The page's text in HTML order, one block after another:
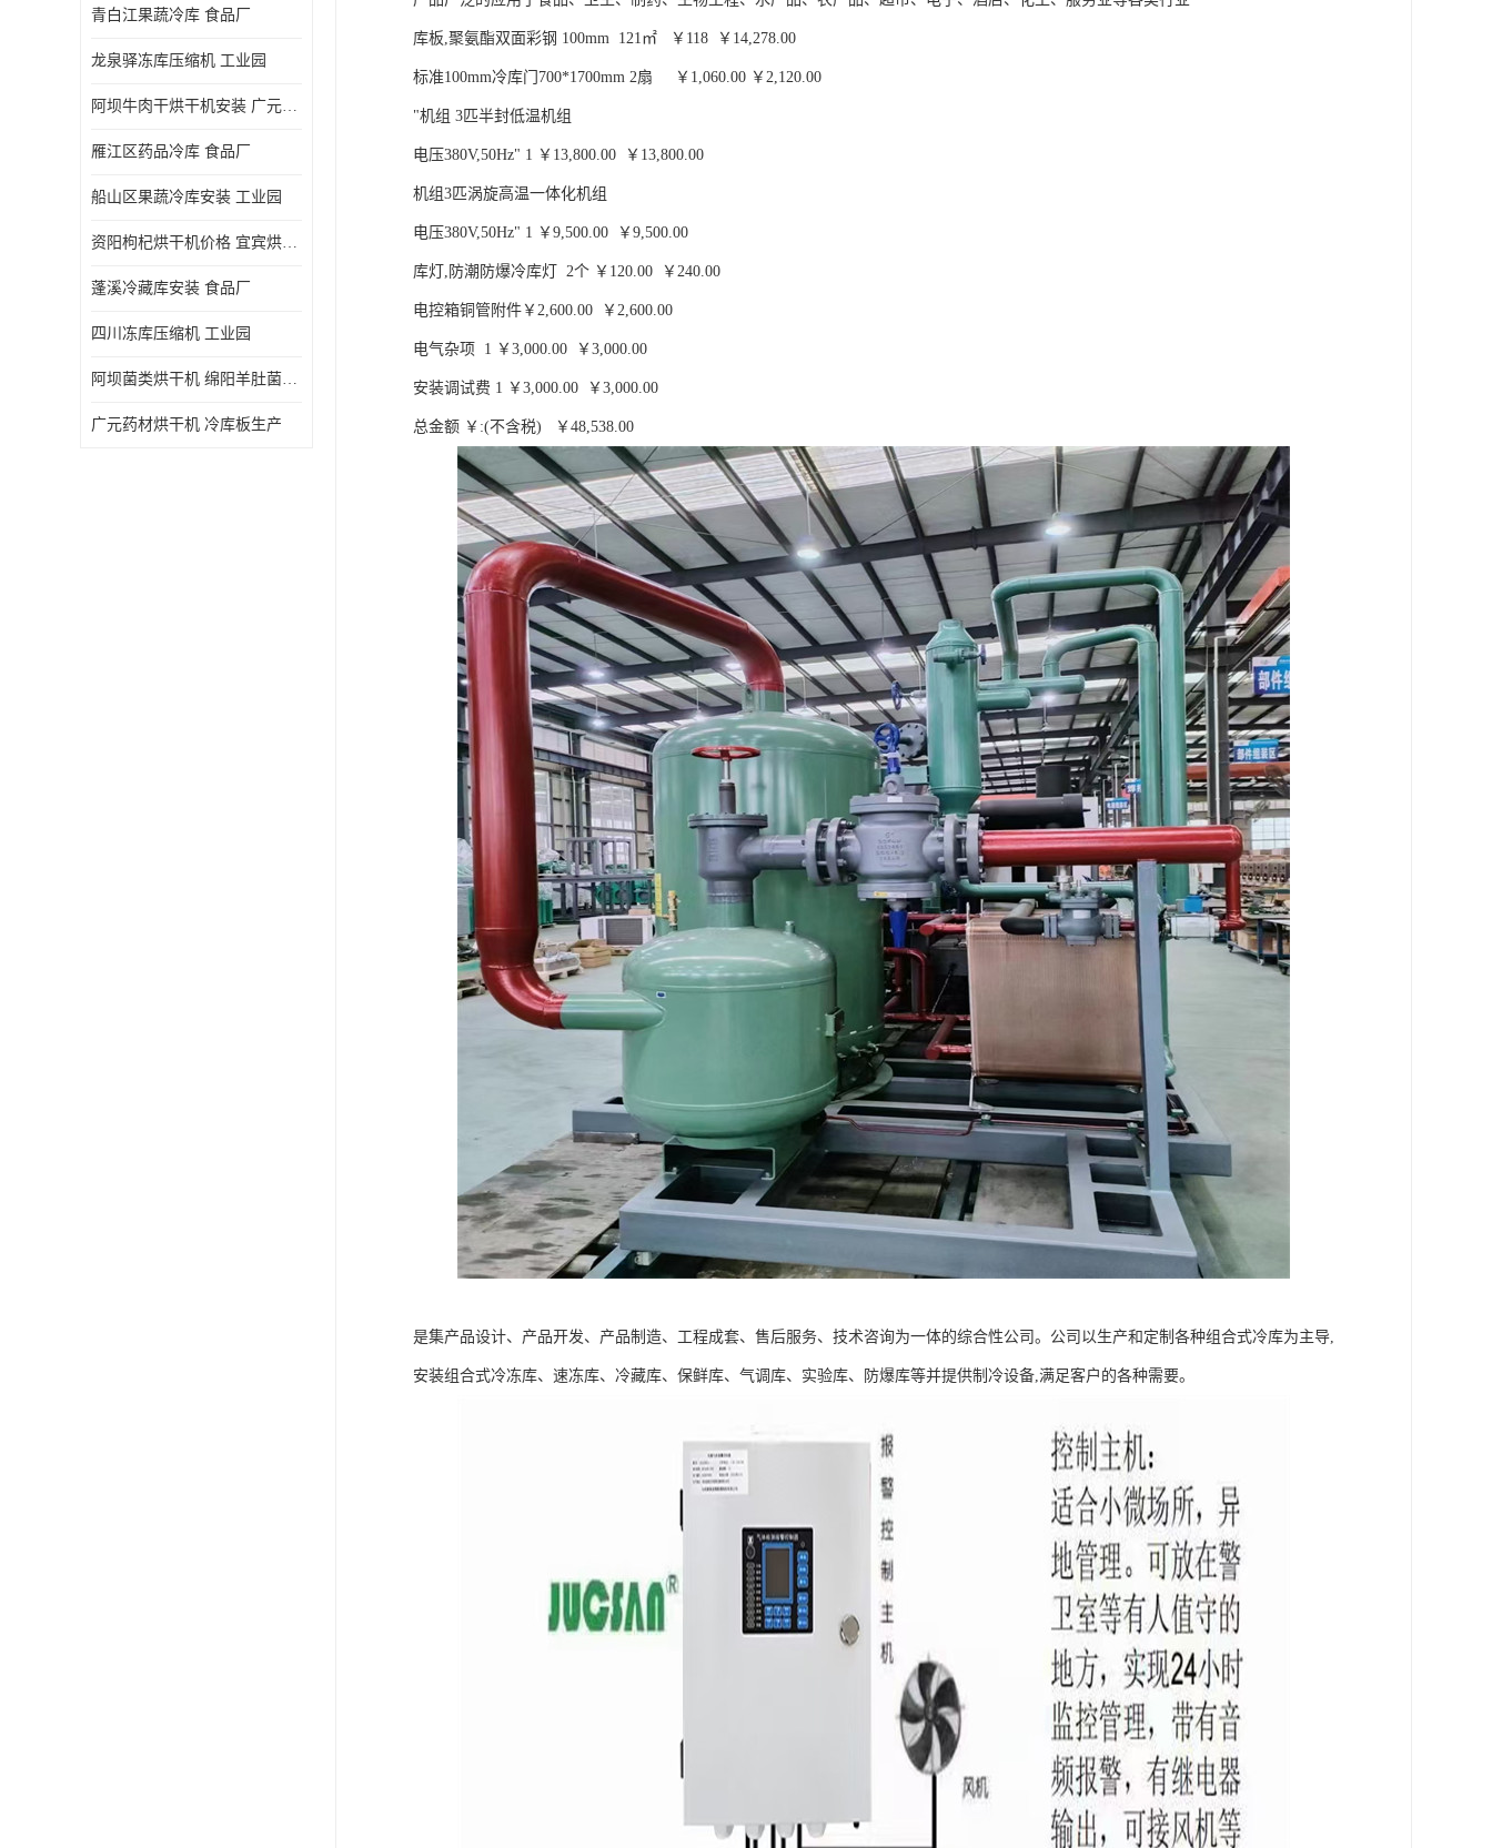
青白江果蔬冷库 食品厂
龙泉驿冻库压缩机 工业园
阿坝牛肉干烘干机安装 广元牛肉干烘干机 安装造价
雁江区药品冷库 食品厂
船山区果蔬冷库安装 工业园
资阳枸杞烘干机价格 宜宾烘房价格 冷库板生产
蓬溪冷藏库安装 食品厂
四川冻库压缩机 工业园
阿坝菌类烘干机 绵阳羊肚菌烘干机安装 安装造价
广元药材烘干机 冷库板生产
库板,聚氨酯双面彩钢 100mm 121㎡ ￥118 ￥14,278.00
标准100mm冷库门700*1700mm 2扇 ￥1,060.00 ￥2,120.00
"机组 3匹半封低温机组
电压380V,50Hz" 1 ￥13,800.00 ￥13,800.00
机组3匹涡旋高温一体化机组
电压380V,50Hz" 1 ￥9,500.00 ￥9,500.00
库灯,防潮防爆冷库灯 2个 ￥120.00 ￥240.00
电控箱铜管附件￥2,600.00 ￥2,600.00
电气杂项 1 ￥3,000.00 ￥3,000.00
安装调试费 1 ￥3,000.00 ￥3,000.00
总金额 ￥:(不含税) ￥48,538.00
是集产品设计、产品开发、产品制造、工程成套、售后服务、技术咨询为一体的综合性公司。公司以生产和定制各种组合式冷库为主导,
安装组合式冷冻库、速冻库、冷藏库、保鲜库、气调库、实验库、防爆库等并提供制冷设备,满足客户的各种需要。